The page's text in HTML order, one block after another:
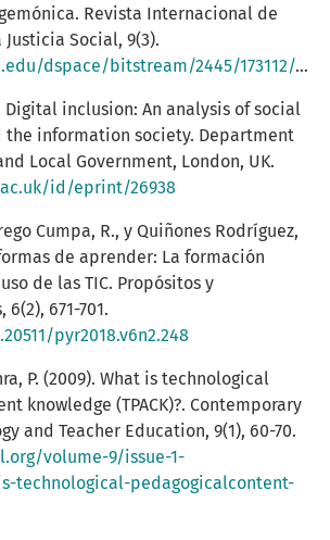
Revista Internacional de
Social, 9(3).
bitstream/2445/173112/1/704153.pdf
Digital inclusion: An analysis of social
the information society. Department
Local Government, London, UK.
id/eprint/26938
Cumpa, R., y Quiñones Rodríguez,
de aprender: La formación
de las TIC. Propósitos y
671-701.
pyr2018.v6n2.248
P. (2009). What is technological
knowledge (TPACK)?. Contemporary
and Teacher Education, 9(1), 60-70.
volume-9/issue-1-
technological-pedagogicalcontent-